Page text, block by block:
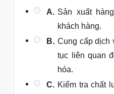
A. Sản xuất
khách hàng.
B. Cung cấp dịch
tục liên quan
hóa.
C. Kiểm tra chất